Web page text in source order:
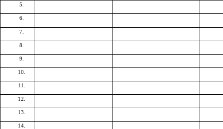
5.
6.
7.
8.
9.
10.
11.
12.
13.
14.